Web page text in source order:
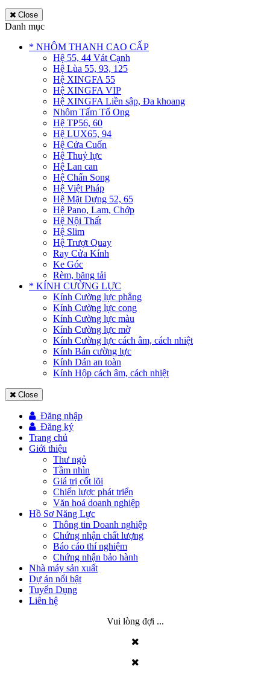
Close
Danh mục
* NHÔM THANH CAO CẤP
Hệ 55, 44 Vát Cạnh
Hệ Lùa 55, 93, 125
Hệ XINGFA 55
Hệ XINGFA VIP
Hệ XINGFA Liền sập, Đa khoang
Nhôm Tấm Tổ Ong
Hệ TP56, 60
Hệ LUX65, 94
Hệ Cửa Cuốn
Hệ Thuỷ lực
Hệ Lan can
Hệ Chấn Song
Hệ Việt Pháp
Hệ Mặt Dựng 52, 65
Hệ Pano, Lam, Chớp
Hệ Nội Thất
Hệ Slim
Hệ Trượt Quay
Ray Cửa Kính
Ke Góc
Rèm, băng tải
* KÍNH CƯỜNG LỰC
Kính Cường lực phẳng
Kính Cường lực cong
Kính Cường lực màu
Kính Cường lực mờ
Kính Cường lực cách âm, cách nhiệt
Kính Bán cường lực
Kính Dán an toàn
Kính Hộp cách âm, cách nhiệt
Close
Đăng nhập
Đăng ký
Trang chủ
Giới thiệu
Thư ngỏ
Tầm nhìn
Giá trị cốt lõi
Chiến lược phát triển
Văn hoá doanh nghiệp
Hồ Sơ Năng Lực
Thông tin Doanh nghiệp
Chứng nhận chất lượng
Báo cáo thí nghiệm
Chứng nhận bảo hành
Nhà máy sản xuất
Dự án nổi bật
Tuyển Dụng
Liên hệ
Vui lòng đợi ...